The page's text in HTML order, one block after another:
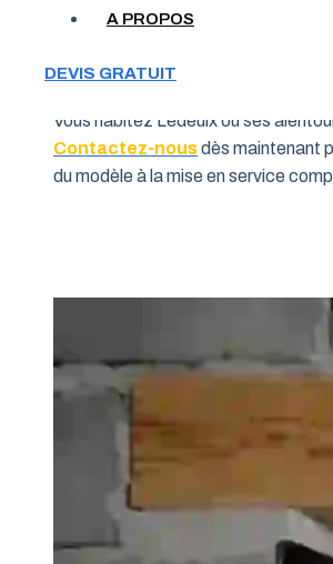
A PROPOS
DEVIS GRATUIT
Votre garage manque de place et
pourquoi de nombreux habitants
Vous habitez Ledeuix ou ses
Contactez-nousdès maintenant
du modèle à la mise en service